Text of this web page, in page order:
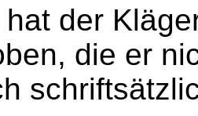
der
die er